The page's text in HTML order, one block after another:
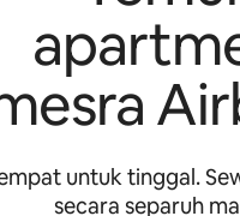
untuk tinggal.
secara separuh